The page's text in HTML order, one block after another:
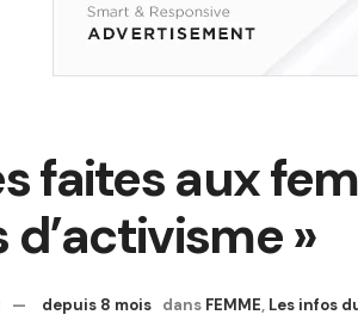
faites aux
d’activisme »
depuis 8 mois dans FEMME, Les infos